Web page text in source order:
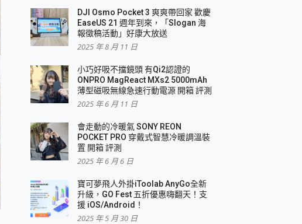
DJI Osmo Pocket 3 爽爽帶回家 歡慶
EaseUS 21 週年到來，「Slogan 海
報徵稿活動」好康大放送
2025 年 8 月 11 日
小巧好吸不擋鏡頭 有Qi2認證的
ONPRO MagReact MXs2 5000mAh
薄型磁吸無線急速行動電源 開箱 評測
2025 年 6 月 11 日
會走動的冷暖氣 SONY REON
POCKET PRO 穿戴式智慧冷暖調溫裝
置 開箱 評測
2025 年 6 月 6 日
寶可夢飛人外掛iToolab AnyGo全新
升級，GO Fest 五折優惠嗨翻天！支
援 iOS/Android！
2025 年 5 月 30 日